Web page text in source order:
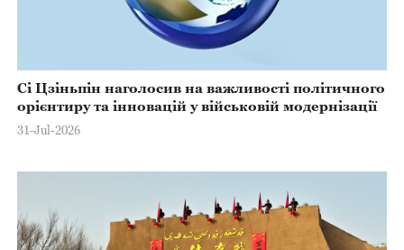
Сі Цзіньпін наголосив на важливості політичного
орієнтиру та інновацій у військовій модернізації
31-Jul-2026